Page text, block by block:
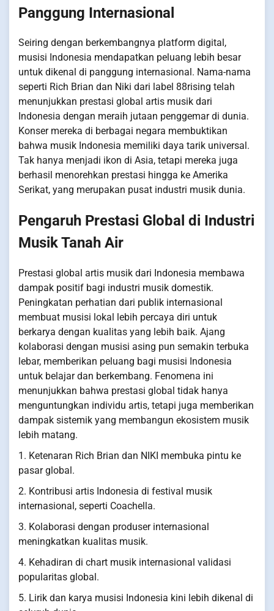
Panggung Internasional
Seiring dengan berkembangnya platform digital,
musisi Indonesia mendapatkan peluang lebih besar
untuk dikenal di panggung internasional. Nama-nama
seperti Rich Brian dan Niki dari label 88rising telah
menunjukkan prestasi global artis musik dari
Indonesia dengan meraih jutaan penggemar di dunia.
Konser mereka di berbagai negara membuktikan
bahwa musik Indonesia memiliki daya tarik universal.
Tak hanya menjadi ikon di Asia, tetapi mereka juga
berhasil menorehkan prestasi hingga ke Amerika
Serikat, yang merupakan pusat industri musik dunia.
Pengaruh Prestasi Global di Industri
Musik Tanah Air
Prestasi global artis musik dari Indonesia membawa
dampak positif bagi industri musik domestik.
Peningkatan perhatian dari publik internasional
membuat musisi lokal lebih percaya diri untuk
berkarya dengan kualitas yang lebih baik. Ajang
kolaborasi dengan musisi asing pun semakin terbuka
lebar, memberikan peluang bagi musisi Indonesia
untuk belajar dan berkembang. Fenomena ini
menunjukkan bahwa prestasi global tidak hanya
menguntungkan individu artis, tetapi juga memberikan
dampak sistemik yang membangun ekosistem musik
lebih matang.
1. Ketenaran Rich Brian dan NIKI membuka pintu ke
pasar global.
2. Kontribusi artis Indonesia di festival musik
internasional, seperti Coachella.
3. Kolaborasi dengan produser internasional
meningkatkan kualitas musik.
4. Kehadiran di chart musik internasional validasi
popularitas global.
5. Lirik dan karya musisi Indonesia kini lebih dikenal di